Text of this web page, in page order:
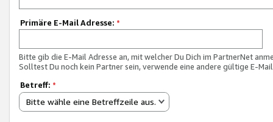
Primäre E-Mail Adresse: *
Bitte gib die E-Mail Adresse an, mit welcher Du Dich im PartnerNet
Solltest Du noch kein Partner sein, verwende eine andere gültige E-
Betreff: *
Bitte wähle eine Betreffzeile aus.